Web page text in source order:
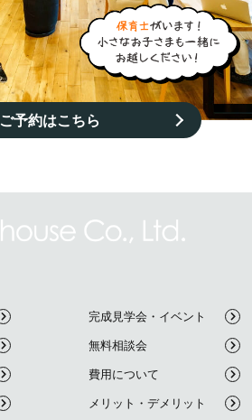
ご予約はこちら
完成見学会・イベント
無料相談会
費用について
メリット・デメリット